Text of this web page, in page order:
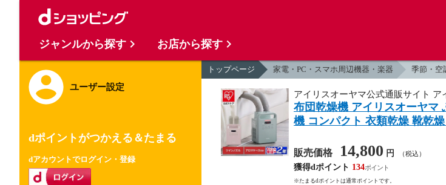
ユーザー設定
dポイントがつかえる＆たまる
dアカウントでログイン・登録
トップページ 家電・PC・スマホ周辺機器・楽器 季節・空
アイリスオーヤマ公式通販サイト ア
布団乾燥機 アイリスオーヤマ
機 コンパクト 衣類乾燥 靴乾
販売価格 14,800 円 （税込）
獲得dポイント 134
※たまるdポイントは通常ポイントです。
ジャンルから探す お店から探す